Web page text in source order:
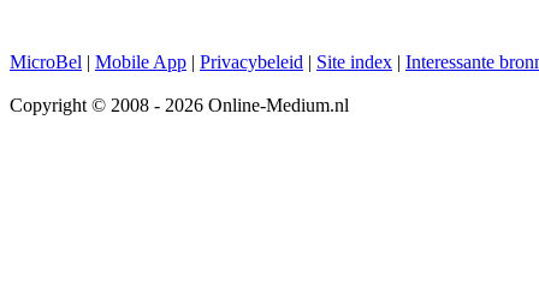
MicroBel | Mobile App | Privacybeleid | Site index | Interessante
Copyright © 2008 - 2026 Online-Medium.nl